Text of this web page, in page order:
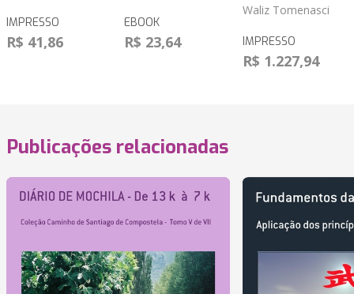
IMPRESSO
R$ 41,86
EBOOK
R$ 23,64
Waliz Tomenasci
IMPRESSO
R$ 1.227,94
Publicações relacionadas